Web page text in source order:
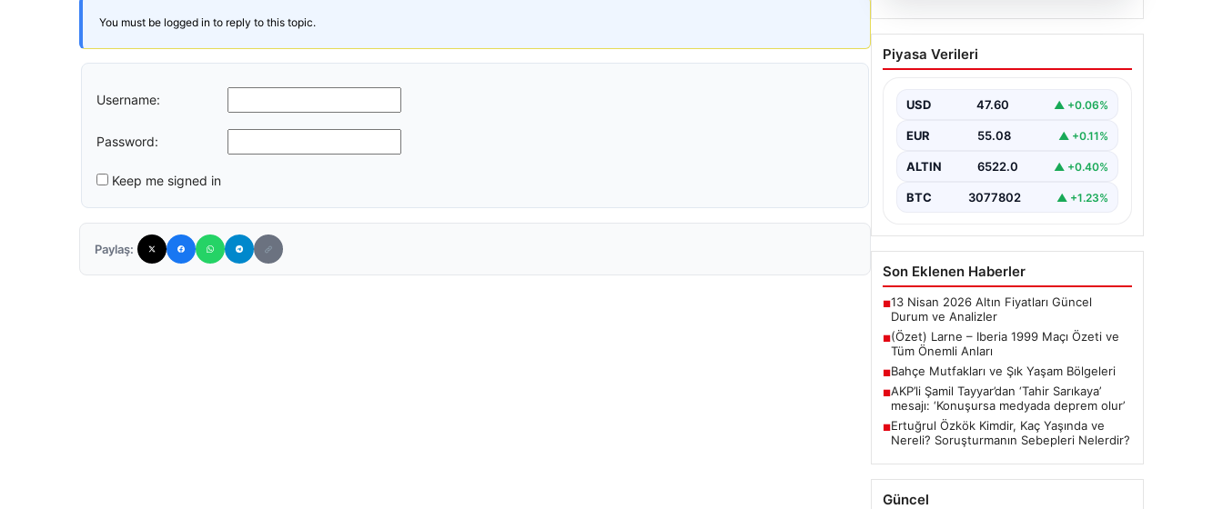
You must be logged in to reply to this topic.
Username:
Password:
Keep me signed in
Paylaş:
04.08.2026
(Özet) Larne – Iberia 1999
Maçı Özeti ve Tüm Önemli
Piyasa Verileri
USD 47.60 ▲ +0.06%
EUR 55.08 ▲ +0.11%
ALTIN 6522.0 ▲ +0.40%
BTC 3077802 ▲ +1.23%
Son Eklenen Haberler
■13 Nisan 2026 Altın Fiyatları Güncel
Durum ve Analizler
■(Özet) Larne – Iberia 1999 Maçı Özeti ve
Tüm Önemli Anları
■Bahçe Mutfakları ve Şık Yaşam Bölgeleri
■AKP’li Şamil Tayyar’dan ‘Tahir Sarıkaya’
mesajı: ‘Konuşursa medyada deprem olur’
■Ertuğrul Özkök Kimdir, Kaç Yaşında ve
Nereli? Soruşturmanın Sebepleri Nelerdir?
Güncel